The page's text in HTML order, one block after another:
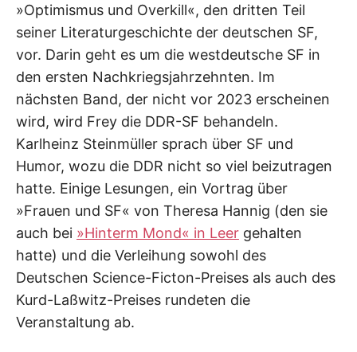
»Optimismus und Overkill«, den dritten Teil
seiner Literaturgeschichte der deutschen SF,
vor. Darin geht es um die westdeutsche SF in
den ersten Nachkriegsjahrzehnten. Im
nächsten Band, der nicht vor 2023 erscheinen
wird, wird Frey die DDR-SF behandeln.
Karlheinz Steinmüller sprach über SF und
Humor, wozu die DDR nicht so viel beizutragen
hatte. Einige Lesungen, ein Vortrag über
»Frauen und SF« von Theresa Hannig (den sie
auch bei »Hinterm Mond« in Leer gehalten
hatte) und die Verleihung sowohl des
Deutschen Science-Ficton-Preises als auch des
Kurd-Laßwitz-Preises rundeten die
Veranstaltung ab.